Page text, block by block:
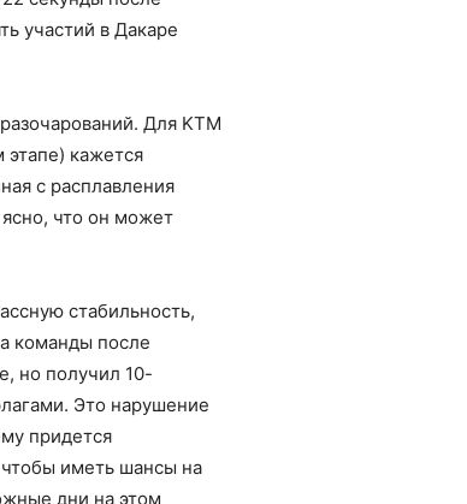
участий в Дакаре
Для KTM
кажется
с расплавления
что он может
стабильность,
команды после
но получил 10-
Это нарушение
придется
иметь шансы на
дни на этом